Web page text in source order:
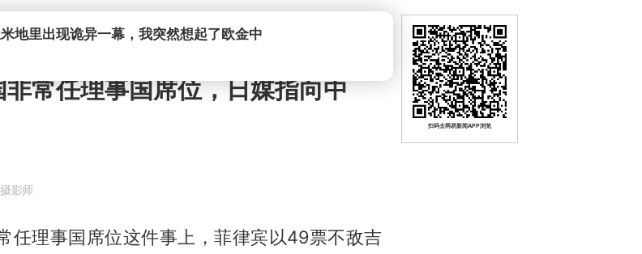
地里出现诡异一幕，我突然想起了欧金中
常任理事国席位，日媒指向中
影师
任理事国席位这件事上，菲律宾以49票不敌吉
扫码去网易新闻APP浏览